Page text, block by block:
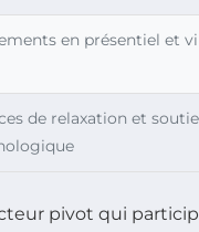
en présentiel et
de relaxation et
pivot qui